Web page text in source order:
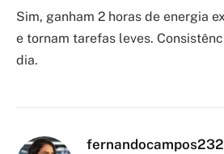
Sim, ganham 2 horas de energia
e tornam tarefas leves.
dia.